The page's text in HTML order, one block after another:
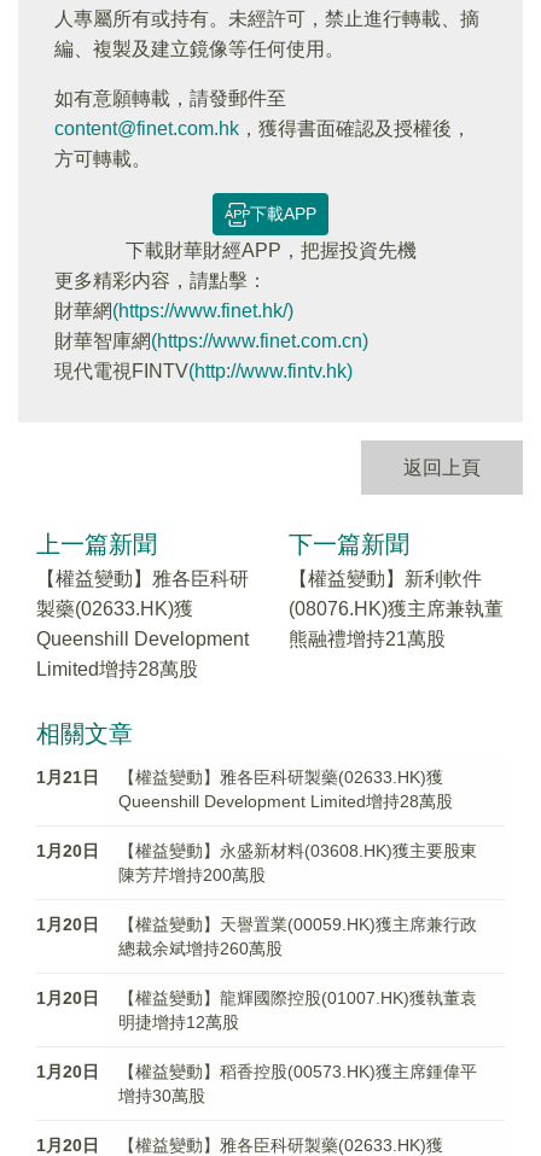
人專屬所有或持有。未經許可，禁止進行轉載、摘
編、複製及建立鏡像等任何使用。
如有意願轉載，請發郵件至
content@finet.com.hk ，獲得書面確認及授權後，
方可轉載。
下載APP
下載財華財經APP，把握投資先機
更多精彩内容，請點擊：
財華網(https://www.finet.hk/)
財華智庫網(https://www.finet.com.cn)
現代電視FINTV(http://www.fintv.hk)
返回上頁
上一篇新聞
【權益變動】雅各臣科研
製藥(02633.HK)獲
Queenshill Development
Limited增持28萬股
下一篇新聞
【權益變動】新利軟件
(08076.HK)獲主席兼執董
熊融禮增持21萬股
相關文章
1月21日
【權益變動】雅各臣科研製藥(02633.HK)獲
Queenshill Development Limited增持28萬股
1月20日
【權益變動】永盛新材料(03608.HK)獲主要股東
陳芳芹增持200萬股
1月20日
【權益變動】天譽置業(00059.HK)獲主席兼行政
總裁余斌增持260萬股
1月20日
【權益變動】龍輝國際控股(01007.HK)獲執董袁
明捷增持12萬股
1月20日
【權益變動】稻香控股(00573.HK)獲主席鍾偉平
增持30萬股
1月20日
【權益變動】雅各臣科研製藥(02633.HK)獲